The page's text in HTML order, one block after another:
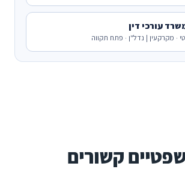
עורכי דין
· מקרקעין | נדל"ן · פתח תקווה
קשורים